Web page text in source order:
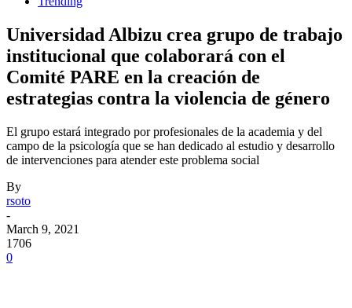
Universidad Albizu crea grupo de trabajo
institucional que colaborará con el
Comité PARE en la creación de
estrategias contra la violencia de género
El grupo estará integrado por profesionales de la academia y del
campo de la psicología que se han dedicado al estudio y desarrollo
de intervenciones para atender este problema social
By
rsoto
-
March 9, 2021
1706
0